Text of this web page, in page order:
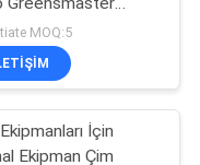
Uyar
MOQ:5
İçin
Ekipman Çim